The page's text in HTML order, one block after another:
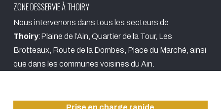
ZONE DESSERVIE À THOIRY
Nous intervenons dans tous les secteurs de
Thoiry:Plaine de l’Ain, Quartier de la Tour, Les
Brotteaux, Route de la Dombes, Place du Marché, ainsi
que dans les communes voisines du Ain.
Prise en charge rapide